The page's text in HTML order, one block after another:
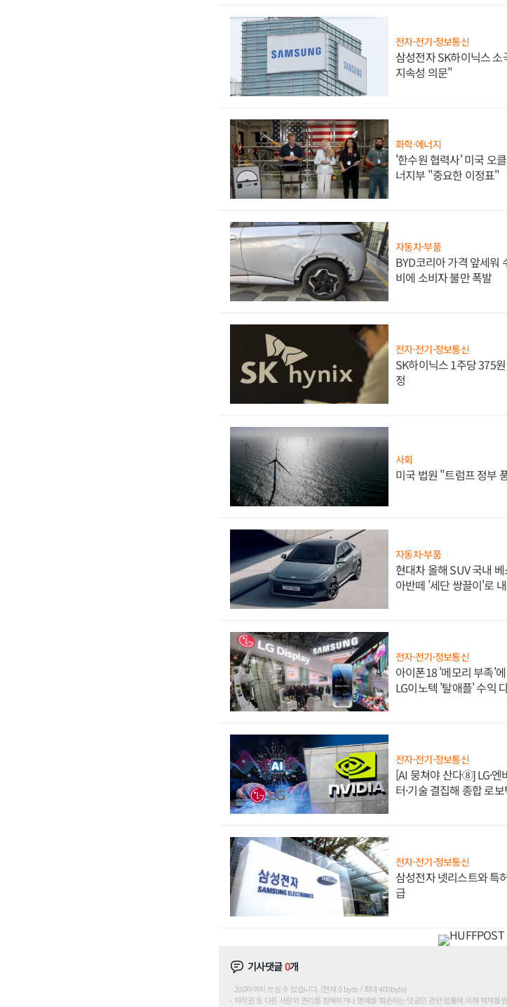
전자·전기·정보통신
삼성전자 SK하이닉스
지속성 의문"
화학·에너지
'한수원 협력사' 미국 오
너지부 "중요한 이정표"
자동차·부품
BYD코리아 가격 앞세워
비에 소비자 불만 폭발
전자·전기·정보통신
SK하이닉스 1주당 375
정
사회
미국 법원 "트럼프 정부
자동차·부품
현대차 올해 SUV 국내
아반떼 '세단 쌍끌이'로
전자·전기·정보통신
아이폰18 '메모리 부족'
LG이노텍 '탈애플' 수익
전자·전기·정보통신
[AI 뭉쳐야 산다⑧] LG·엔
터·기술 결집해 종합 로
전자·전기·정보통신
삼성전자 넷리스트와 특
급
기사댓글0개
200자까지 쓰실 수 있습니다. (현재 0 byte / 최대 400byte)
저작권 등 다른 사람의 권리를 침해하거나 명예를 훼손하는 댓글은 관련 법률에 의해 제재를